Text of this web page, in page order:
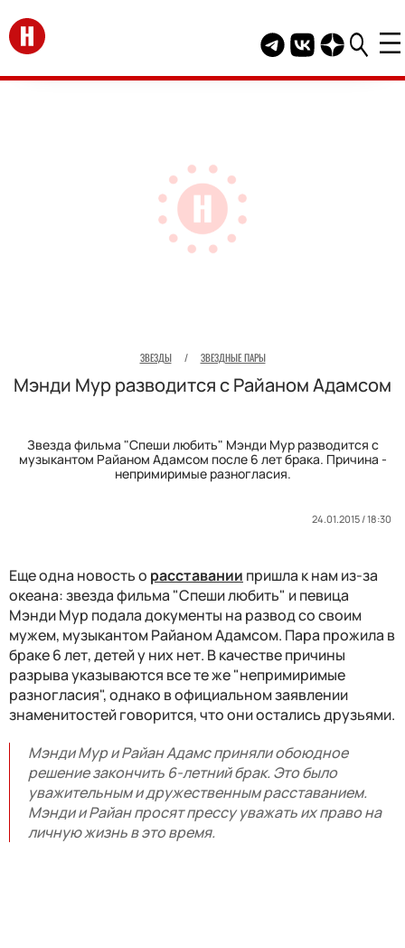
Перейти на главную
Telegram канал
Группа HELLO
Канал
ЗВЕЗДЫ / ЗВЕЗДНЫЕ ПАРЫ
Мэнди Мур разводится с Райаном Адамсом
Звезда фильма "Спеши любить" Мэнди Мур разводится с
музыкантом Райаном Адамсом после 6 лет брака. Причина -
непримиримые разногласия.
24.01.2015 / 18:30
Еще одна новость о расставании пришла к нам из-за
океана: звезда фильма "Спеши любить" и певица
Мэнди Мур подала документы на развод со своим
мужем, музыкантом Райаном Адамсом. Пара прожила в
браке 6 лет, детей у них нет. В качестве причины
разрыва указываются все те же "непримиримые
разногласия", однако в официальном заявлении
знаменитостей говорится, что они остались друзьями.
Мэнди Мур и Райан Адамс приняли обоюдное
решение закончить 6-летний брак. Это было
уважительным и дружественным расставанием.
Мэнди и Райан просят прессу уважать их право на
личную жизнь в это время.